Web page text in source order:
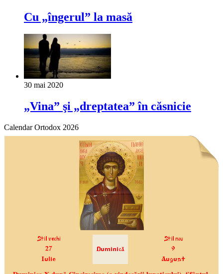
Cu „îngerul” la masă
30 mai 2020
„Vina” şi „dreptatea” în căsnicie
Calendar Ortodox 2026